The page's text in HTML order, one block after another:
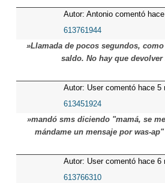
Autor: Antonio comentó
613761944
»Llamada de pocos segundos,
saldo. No hay que devolver
Autor: User comentó hace 5
613451924
»mandó sms diciendo "mamá, se
mándame un mensaje por was-
Autor: User comentó hace 6
613766310